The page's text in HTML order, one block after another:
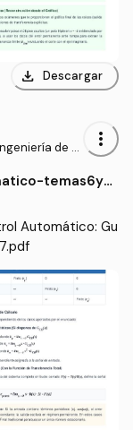
download Descargar
de T
more_vert
temas6y7.
Automático: Gu